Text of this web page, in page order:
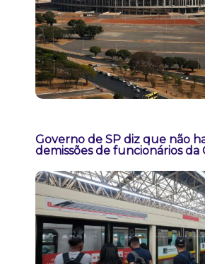
Governo de SP diz que não
demissões de funcionários da